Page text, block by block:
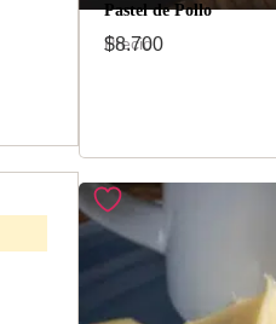
Pastel de Pollo
Precio
$8.700